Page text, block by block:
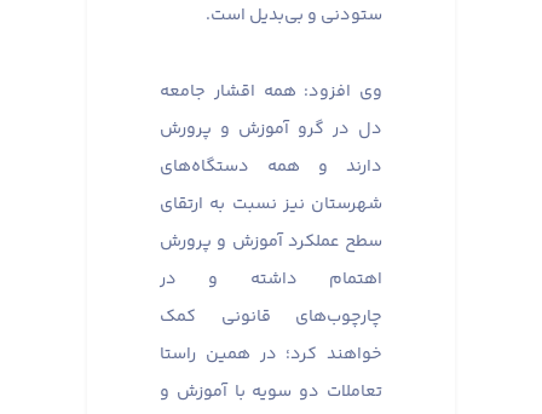
ستودنی و بی‌بدیل است.
وی افزود: همه اقشار جامعه
دل در گرو آموزش و پرورش
دارند و همه دستگاه‌های
شهرستان نیز نسبت به ارتقای
سطح عملکرد آموزش و پرورش
اهتمام داشته و در
چارچوب‌های قانونی کمک
خواهند کرد؛ در همین راستا
تعاملات دو سویه با آموزش و